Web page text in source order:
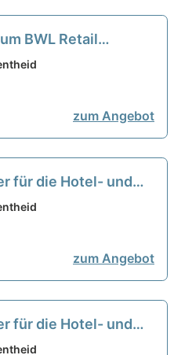
BWL Retail
Bachelor of Arts für
zum Angebot
für die Hotel- und
(m/w/d)
zum Angebot
für die Hotel- und
(m/w/d)...